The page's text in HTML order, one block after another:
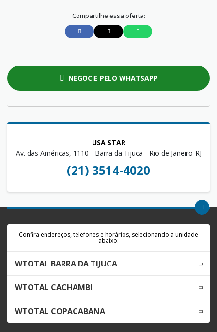
Compartilhe essa oferta:
NEGOCIE PELO WHATSAPP
USA STAR
Av. das Américas, 1110 - Barra da Tijuca - Rio de Janeiro-RJ
(21) 3514-4020
Confira endereços, telefones e horários, selecionando a unidade
abaixo:
WTOTAL BARRA DA TIJUCA
WTOTAL CACHAMBI
WTOTAL COPACABANA